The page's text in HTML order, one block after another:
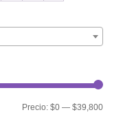
Precio
Precio
Precio:$0 —$39,800